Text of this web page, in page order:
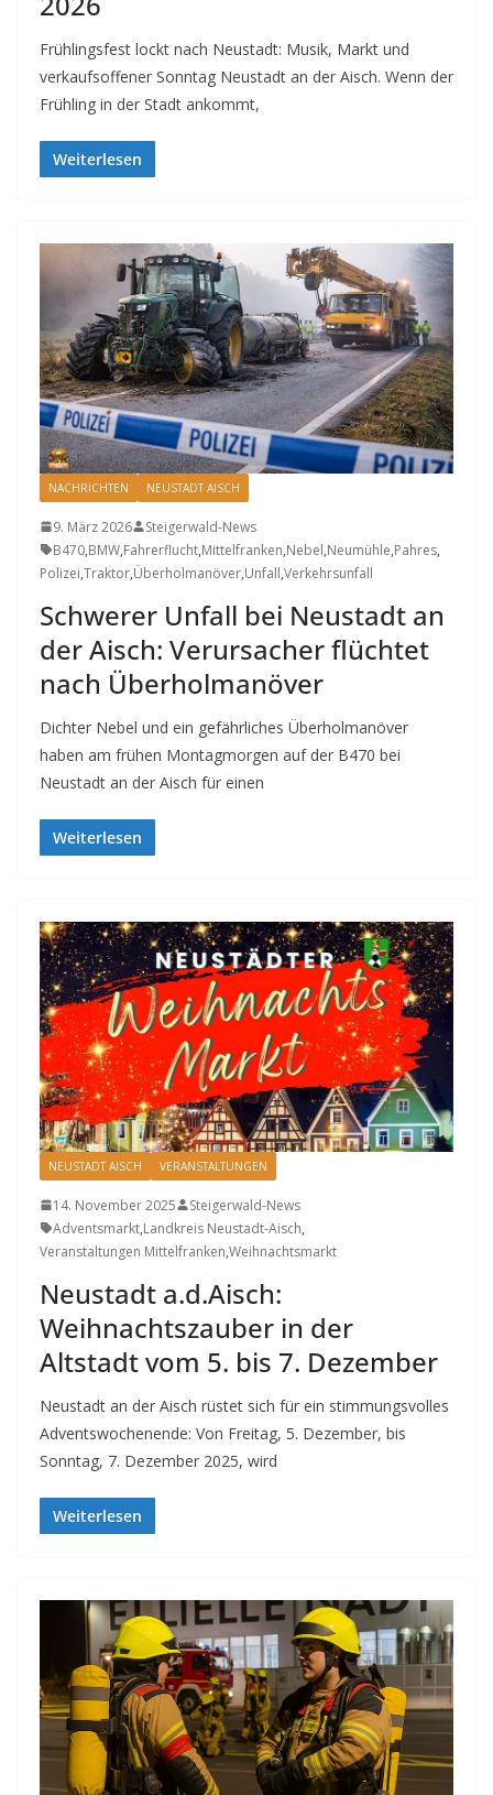
Frühlingsfest lockt nach Neustadt: Musik, Markt und
verkaufsoffener Sonntag Neustadt an der Aisch. Wenn der
Frühling in der Stadt ankommt,
Weiterlesen
NACHRICHTEN NEUSTADT AISCH
9. März 2026
Steigerwald-News
B470,BMW,Fahrerflucht,Mittelfranken,Nebel,Neumühle,Pahres,
Polizei,Traktor,Überholmanöver,Unfall,Verkehrsunfall
Schwerer Unfall bei Neustadt an
der Aisch: Verursacher flüchtet
nach Überholmanöver
Dichter Nebel und ein gefährliches Überholmanöver
haben am frühen Montagmorgen auf der B470 bei
Neustadt an der Aisch für einen
Weiterlesen
NEUSTADT AISCH VERANSTALTUNGEN
14. November 2025
Steigerwald-News
Adventsmarkt,Landkreis Neustadt-Aisch,
Veranstaltungen Mittelfranken,Weihnachtsmarkt
Neustadt a.d.Aisch:
Weihnachtszauber in der
Altstadt vom 5. bis 7. Dezember
Neustadt an der Aisch rüstet sich für ein stimmungsvolles
Adventswochenende: Von Freitag, 5. Dezember, bis
Sonntag, 7. Dezember 2025, wird
Weiterlesen